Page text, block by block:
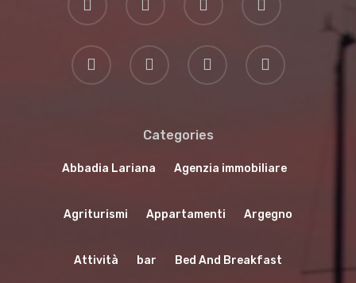
Categories
Abbadia Lariana Agenzia immobiliare
Agriturismi Appartamenti Argegno
Attività bar Bed And Breakfast